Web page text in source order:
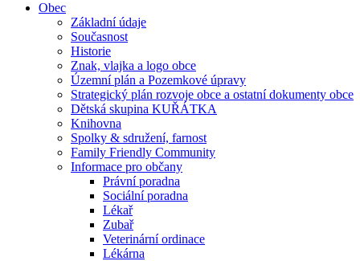
Obec
Základní údaje
Současnost
Historie
Znak, vlajka a logo obce
Územní plán a Pozemkové úpravy
Strategický plán rozvoje obce a ostatní dokumenty obce
Dětská skupina KUŘÁTKA
Knihovna
Spolky & sdružení, farnost
Family Friendly Community
Informace pro občany
Právní poradna
Sociální poradna
Lékař
Zubař
Veterinární ordinace
Lékárna